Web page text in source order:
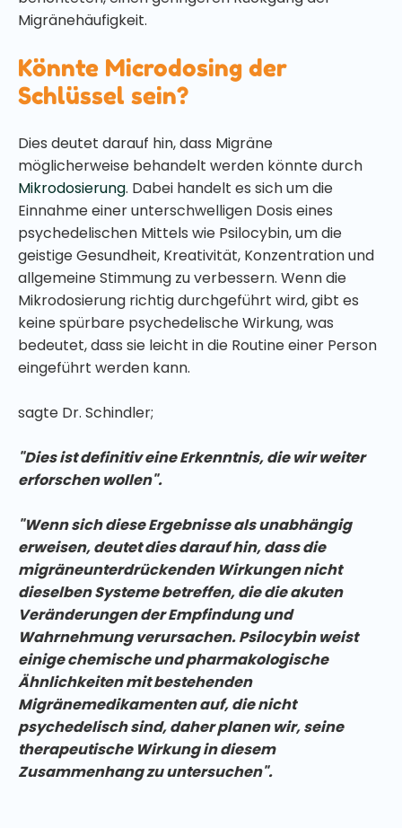
Migränehäufigkeit.
Könnte Microdosing der
Schlüssel sein?
Dies deutet darauf hin, dass Migräne
möglicherweise behandelt werden könnte durch
Mikrodosierung. Dabei handelt es sich um die
Einnahme einer unterschwelligen Dosis eines
psychedelischen Mittels wie Psilocybin, um die
geistige Gesundheit, Kreativität, Konzentration und
allgemeine Stimmung zu verbessern. Wenn die
Mikrodosierung richtig durchgeführt wird, gibt es
keine spürbare psychedelische Wirkung, was
bedeutet, dass sie leicht in die Routine einer Person
eingeführt werden kann.
sagte Dr. Schindler;
"Dies ist definitiv eine Erkenntnis, die wir weiter
erforschen wollen".
"Wenn sich diese Ergebnisse als unabhängig
erweisen, deutet dies darauf hin, dass die
migräneunterdrückenden Wirkungen nicht
dieselben Systeme betreffen, die die akuten
Veränderungen der Empfindung und
Wahrnehmung verursachen. Psilocybin weist
einige chemische und pharmakologische
Ähnlichkeiten mit bestehenden
Migränemedikamenten auf, die nicht
psychedelisch sind, daher planen wir, seine
therapeutische Wirkung in diesem
Zusammenhang zu untersuchen".